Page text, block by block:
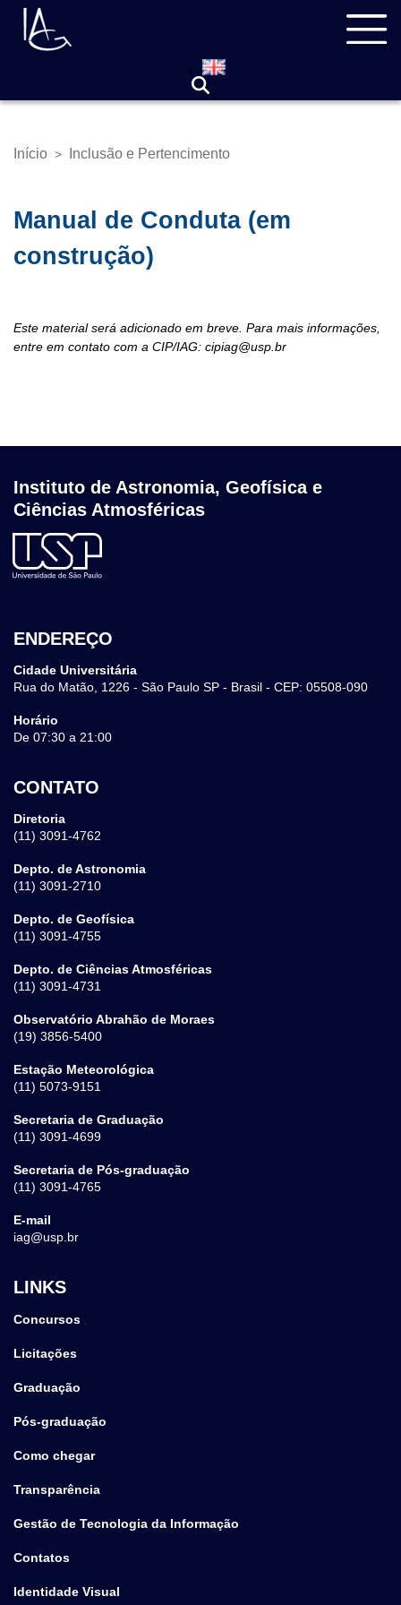
Pular
para
Trilha
Início > Inclusão e Pertencimento
Manual de Conduta (em
construção)
Este material será adicionado em breve. Para mais informações,
entre em contato com a CIP/IAG: cipiag@usp.br
Instituto de Astronomia, Geofísica e
Ciências Atmosféricas
ENDEREÇO
Cidade Universitária
Rua do Matão, 1226 - São Paulo SP - Brasil - CEP: 05508-090
Horário
De 07:30 a 21:00
CONTATO
Diretoria
(11) 3091-4762
Depto. de Astronomia
(11) 3091-2710
Depto. de Geofísica
(11) 3091-4755
Depto. de Ciências Atmosféricas
(11) 3091-4731
Observatório Abrahão de Moraes
(19) 3856-5400
Estação Meteorológica
(11) 5073-9151
Secretaria de Graduação
(11) 3091-4699
Secretaria de Pós-graduação
(11) 3091-4765
E-mail
iag@usp.br
LINKS
Concursos
Licitações
Graduação
Pós-graduação
Como chegar
Transparência
Gestão de Tecnologia da Informação
Contatos
Identidade Visual